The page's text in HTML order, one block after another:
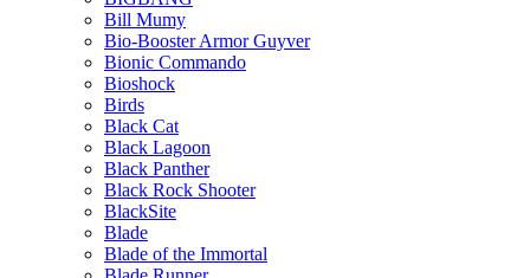
Bill Mumy
Bio-Booster Armor Guyver
Bionic Commando
Bioshock
Birds
Black Cat
Black Lagoon
Black Panther
Black Rock Shooter
BlackSite
Blade
Blade of the Immortal